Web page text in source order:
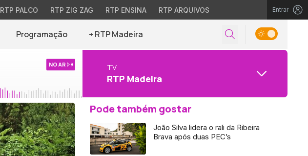
RTP PALCO RTP ZIG ZAG RTP ENSINA RTP ARQUIVOS Entrar
Programação + RTP Madeira
NO AR TV
RTP Madeira
Pode também gostar
João Silva lidera o rali da Ribeira
Brava após duas PEC’s